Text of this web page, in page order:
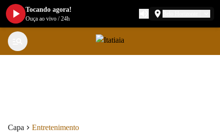
Capa Entretenimento
Tocando agora!
Ouça ao vivo /24h